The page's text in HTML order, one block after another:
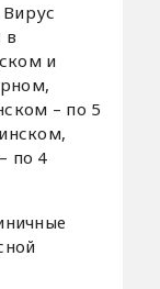
Вирус
в
и
– по 5
по 4